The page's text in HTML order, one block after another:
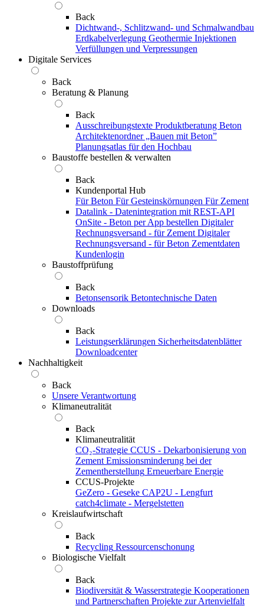
Back
Dichtwand-, Schlitzwand- und Schmalwandbau
Erdkabelverlegung Geothermie Injektionen
Verfüllungen und Verpressungen
Digitale Services
Back
Beratung & Planung
Back
Ausschreibungstexte Produktberatung Beton
Architektenordner „Bauen mit Beton”
Planungsatlas für den Hochbau
Baustoffe bestellen & verwalten
Back
Kundenportal Hub
Für Beton Für Gesteinskörnungen Für Zement
Datalink - Datenintegration mit REST-API
OnSite - Beton per App bestellen Digitaler
Rechnungsversand - für Zement Digitaler
Rechnungsversand - für Beton Zementdaten
Kundenlogin
Baustoffprüfung
Back
Betonsensorik Betontechnische Daten
Downloads
Back
Leistungserklärungen Sicherheitsdatenblätter
Downloadcenter
Nachhaltigkeit
Back
Unsere Verantwortung
Klimaneutralität
Back
Klimaneutralität
CO₂-Strategie CCUS - Dekarbonisierung von
Zement Emissionsminderung bei der
Zementherstellung Erneuerbare Energie
CCUS-Projekte
GeZero - Geseke CAP2U - Lengfurt
catch4climate - Mergelstetten
Kreislaufwirtschaft
Back
Recycling Ressourcenschonung
Biologische Vielfalt
Back
Biodiversität & Wasserstrategie Kooperationen
und Partnerschaften Projekte zur Artenvielfalt